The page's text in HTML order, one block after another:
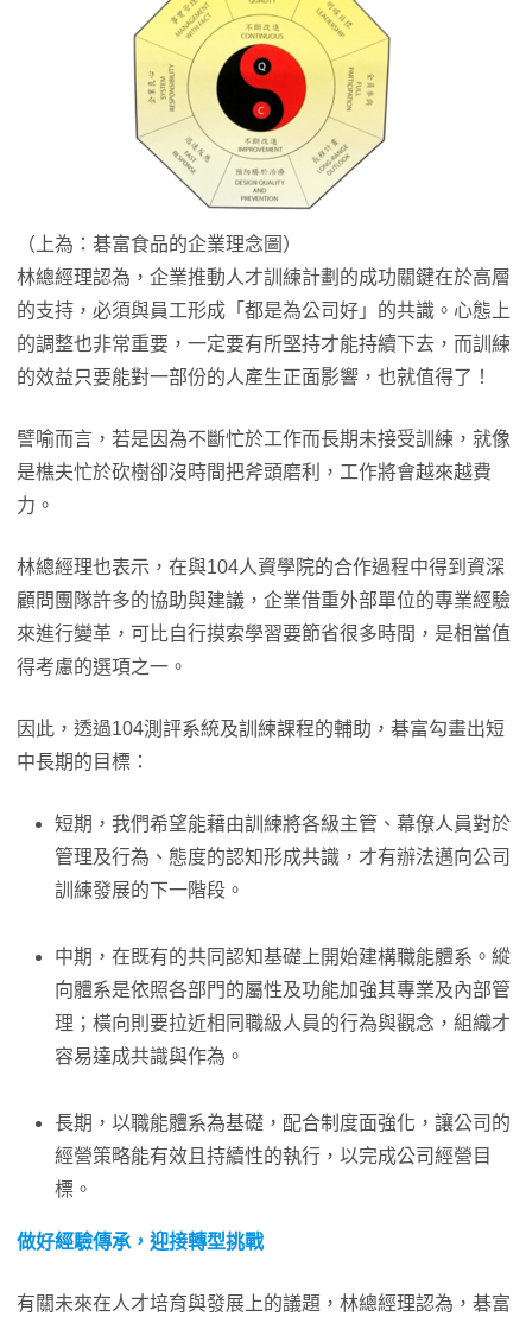
（上為：碁富食品的企業理念圖）
林總經理認為，企業推動人才訓練計劃的成功關鍵在於高層
的支持，必須與員工形成「都是為公司好」的共識。心態上
的調整也非常重要，一定要有所堅持才能持續下去，而訓練
的效益只要能對一部份的人產生正面影響，也就值得了！
譬喻而言，若是因為不斷忙於工作而長期未接受訓練，就像
是樵夫忙於砍樹卻沒時間把斧頭磨利，工作將會越來越費
力。
林總經理也表示，在與104人資學院的合作過程中得到資深
顧問團隊許多的協助與建議，企業借重外部單位的專業經驗
來進行變革，可比自行摸索學習要節省很多時間，是相當值
得考慮的選項之一。
因此，透過104測評系統及訓練課程的輔助，碁富勾畫出短
中長期的目標：
短期，我們希望能藉由訓練將各級主管、幕僚人員對於
管理及行為、態度的認知形成共識，才有辦法邁向公司
訓練發展的下一階段。
中期，在既有的共同認知基礎上開始建構職能體系。縱
向體系是依照各部門的屬性及功能加強其專業及內部管
理；橫向則要拉近相同職級人員的行為與觀念，組織才
容易達成共識與作為。
長期，以職能體系為基礎，配合制度面強化，讓公司的
經營策略能有效且持續性的執行，以完成公司經營目
標。
做好經驗傳承，迎接轉型挑戰
有關未來在人才培育與發展上的議題，林總經理認為，碁富